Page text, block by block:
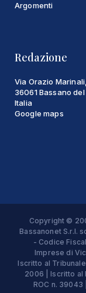
Argomenti
Redazione
Via Orazio
36061 Bassano
Italia
Google maps
Copyright ©
Bassanonet S.r.l.
- Codice
Imprese di
Iscritto al
2006 | Iscritto al
ROC n.